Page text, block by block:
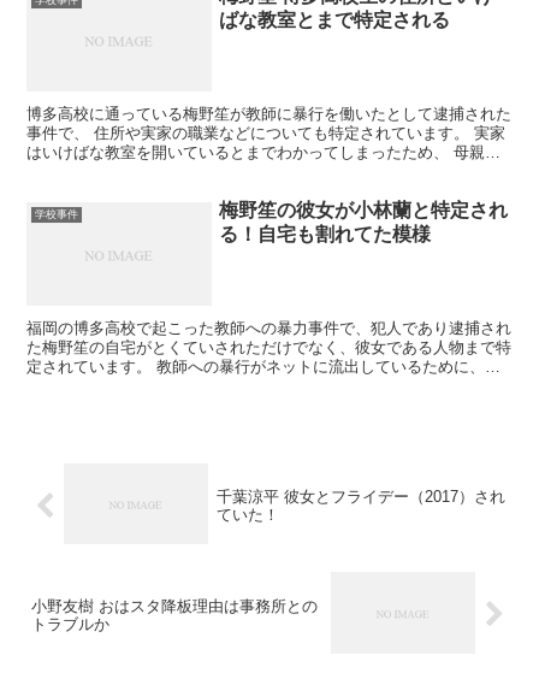
ばな教室とまで特定される
博多高校に通っている梅野笙が教師に暴行を働いたとして逮捕された
事件で、 住所や実家の職業などについても特定されています。 実家
はいけばな教室を開いているとまでわかってしまったため、 母親が
学校事件
梅野笙の彼女が小林蘭と特定され
る！自宅も割れてた模様
福岡の博多高校で起こった教師への暴力事件で、犯人であり逮捕され
た梅野笙の自宅がとくていされただけでなく、彼女である人物まで特
定されています。 教師への暴行がネットに流出しているために、事
千葉涼平 彼女とフライデー（2017）され
ていた！
小野友樹 おはスタ降板理由は事務所との
トラブルか